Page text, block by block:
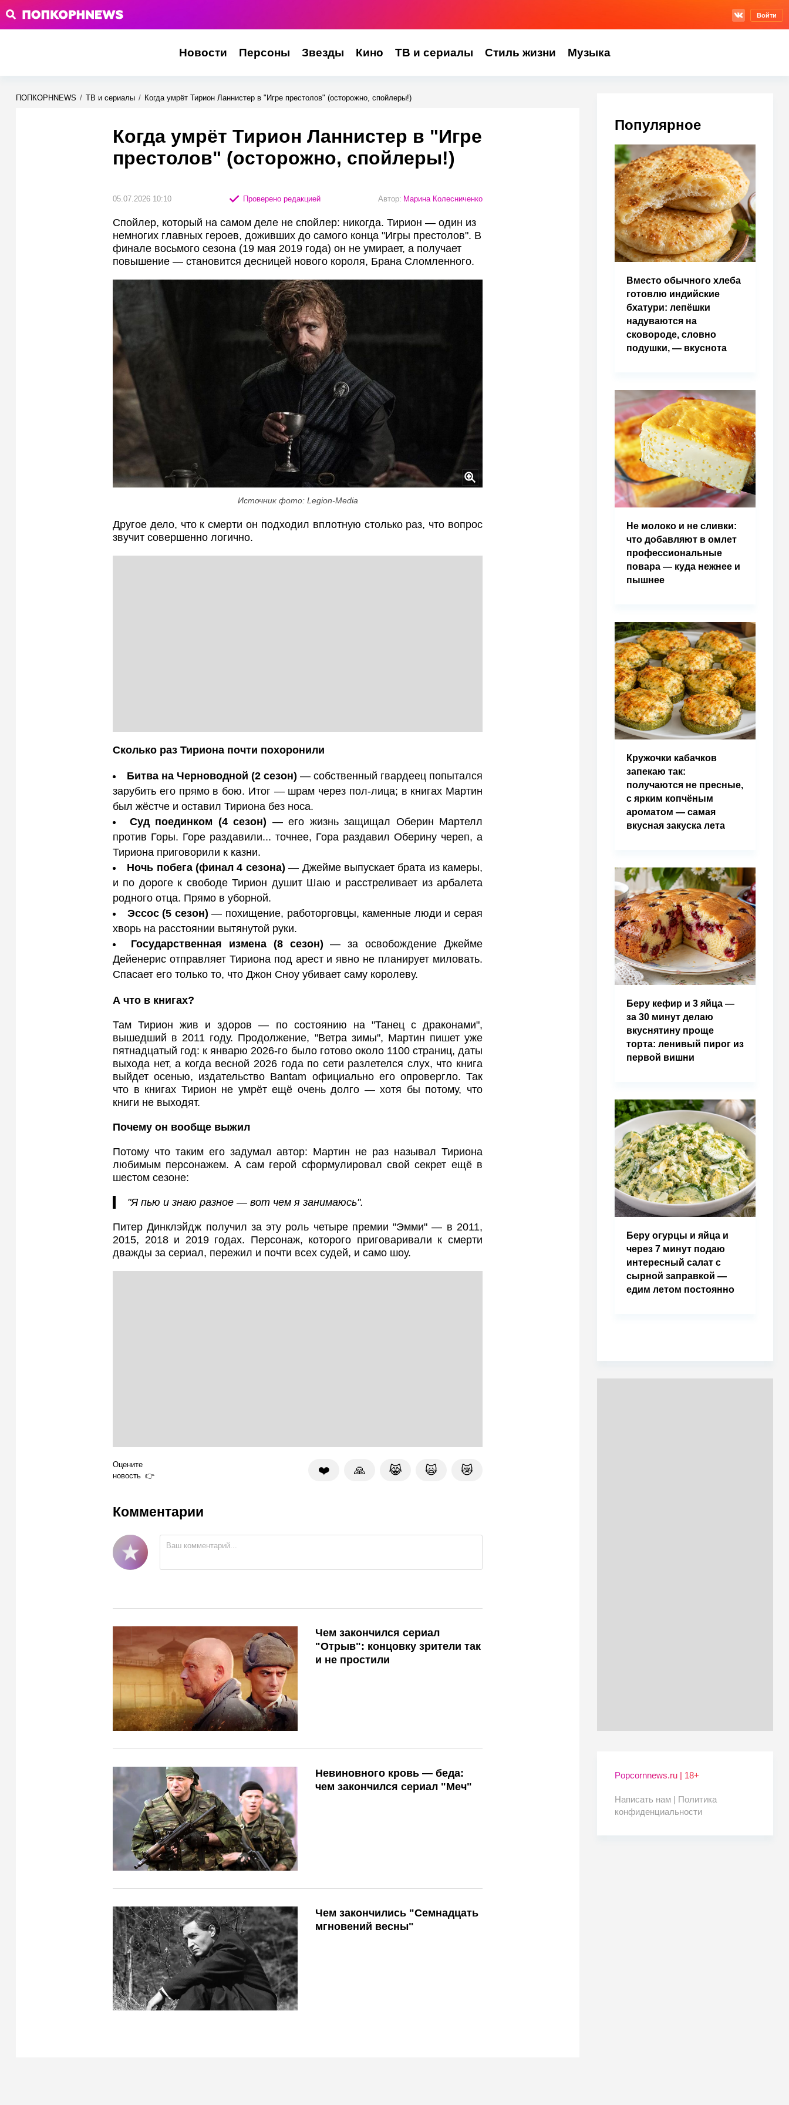
Войти
Новости Персоны Звезды Кино ТВ и сериалы Стиль жизни Музыка
ПОПКОРНNEWS / ТВ и сериалы / Когда умрёт Тирион Ланнистер в "Игре престолов" (осторожно, спойлеры!)
Когда умрёт Тирион Ланнистер в "Игре
престолов" (осторожно, спойлеры!)
05.07.2026 10:10 Проверено редакцией Автор: Марина Колесниченко
Спойлер, который на самом деле не спойлер: никогда. Тирион — один из
немногих главных героев, доживших до самого конца "Игры престолов". В
финале восьмого сезона (19 мая 2019 года) он не умирает, а получает
повышение — становится десницей нового короля, Брана Сломленного.
Источник фото: Legion-Media
Другое дело, что к смерти он подходил вплотную столько раз, что вопрос
звучит совершенно логично.
Сколько раз Тириона почти похоронили
Битва на Черноводной (2 сезон) — собственный гвардеец попытался
зарубить его прямо в бою. Итог — шрам через пол-лица; в книгах Мартин
был жёстче и оставил Тириона без носа.
Суд поединком (4 сезон) — его жизнь защищал Оберин Мартелл
против Горы. Горе раздавили... точнее, Гора раздавил Оберину череп, а
Тириона приговорили к казни.
Ночь побега (финал 4 сезона) — Джейме выпускает брата из камеры,
и по дороге к свободе Тирион душит Шаю и расстреливает из арбалета
родного отца. Прямо в уборной.
Эссос (5 сезон) — похищение, работорговцы, каменные люди и серая
хворь на расстоянии вытянутой руки.
Государственная измена (8 сезон) — за освобождение Джейме
Дейенерис отправляет Тириона под арест и явно не планирует миловать.
Спасает его только то, что Джон Сноу убивает саму королеву.
А что в книгах?
Там Тирион жив и здоров — по состоянию на "Танец с драконами",
вышедший в 2011 году. Продолжение, "Ветра зимы", Мартин пишет уже
пятнадцатый год: к январю 2026-го было готово около 1100 страниц, даты
выхода нет, а когда весной 2026 года по сети разлетелся слух, что книга
выйдет осенью, издательство Bantam официально его опровергло. Так
что в книгах Тирион не умрёт ещё очень долго — хотя бы потому, что
книги не выходят.
Почему он вообще выжил
Потому что таким его задумал автор: Мартин не раз называл Тириона
любимым персонажем. А сам герой сформулировал свой секрет ещё в
шестом сезоне:
"Я пью и знаю разное — вот чем я занимаюсь".
Питер Динклэйдж получил за эту роль четыре премии "Эмми" — в 2011,
2015, 2018 и 2019 годах. Персонаж, которого приговаривали к смерти
дважды за сериал, пережил и почти всех судей, и само шоу.
Оцените
новость
❤️ 🙏 😹 🙀 😿
Комментарии
Чем закончился сериал
"Отрыв": концовку зрители так
и не простили
Невиновного кровь — беда:
чем закончился сериал "Меч"
Чем закончились "Семнадцать
мгновений весны"
Популярное
Вместо обычного хлеба
готовлю индийские
бхатури: лепёшки
надуваются на
сковороде, словно
подушки, — вкуснота
Не молоко и не сливки:
что добавляют в омлет
профессиональные
повара — куда нежнее и
пышнее
Кружочки кабачков
запекаю так:
получаются не пресные,
с ярким копчёным
ароматом — самая
вкусная закуска лета
Беру кефир и 3 яйца —
за 30 минут делаю
вкуснятину проще
торта: ленивый пирог из
первой вишни
Беру огурцы и яйца и
через 7 минут подаю
интересный салат с
сырной заправкой —
едим летом постоянно
Popcornnews.ru | 18+
Написать нам | Политика
конфиденциальности